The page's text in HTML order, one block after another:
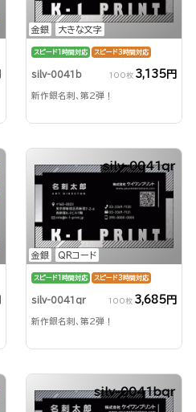
金銀 大きな文字
スピード1時間対応 スピード3時間対応
silv-0041b 100枚 3,135円
新作銀名刺、第2弾！
金銀 QRコード
silv-0041qr
スピード1時間対応 スピード3時間対応
silv-0041qr 100枚 3,685円
新作銀名刺、第2弾！
silv-0041bqr